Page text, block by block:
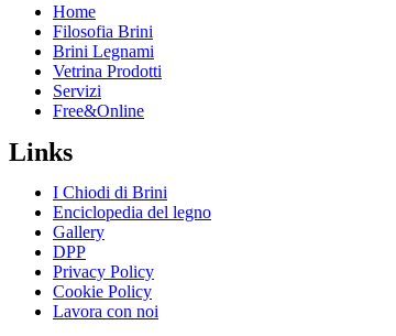
Home
Filosofia Brini
Brini Legnami
Vetrina Prodotti
Servizi
Free&Online
Links
I Chiodi di Brini
Enciclopedia del legno
Gallery
DPP
Privacy Policy
Cookie Policy
Lavora con noi